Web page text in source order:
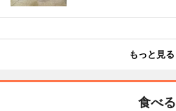
もっと見る
食べる